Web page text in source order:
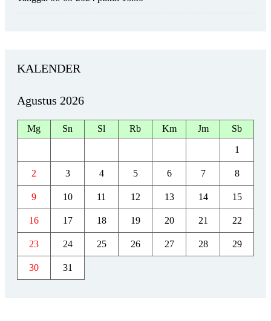
KALENDER
Agustus 2026
Mg Sn Sl Rb Km Jm Sb
1
2 3 4 5 6 7 8
9 10 11 12 13 14 15
16 17 18 19 20 21 22
23 24 25 26 27 28 29
30 31